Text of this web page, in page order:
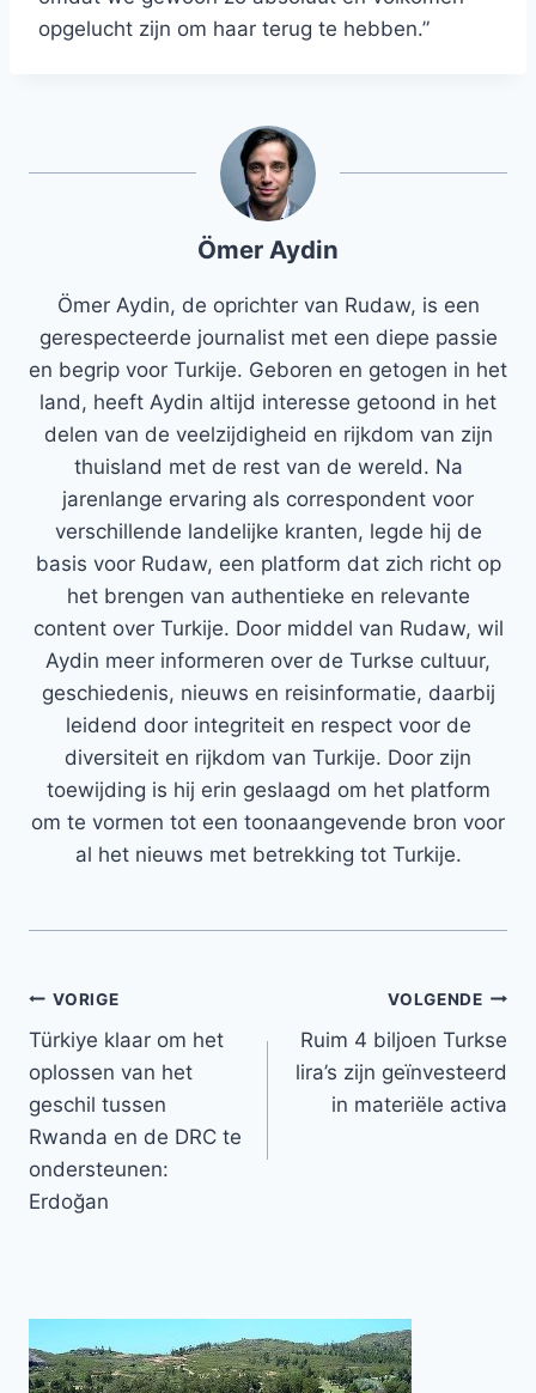
opgelucht zijn om haar terug te hebben.”
Ömer Aydin
Ömer Aydin, de oprichter van Rudaw, is een
gerespecteerde journalist met een diepe passie
en begrip voor Turkije. Geboren en getogen in het
land, heeft Aydin altijd interesse getoond in het
delen van de veelzijdigheid en rijkdom van zijn
thuisland met de rest van de wereld. Na
jarenlange ervaring als correspondent voor
verschillende landelijke kranten, legde hij de
basis voor Rudaw, een platform dat zich richt op
het brengen van authentieke en relevante
content over Turkije. Door middel van Rudaw, wil
Aydin meer informeren over de Turkse cultuur,
geschiedenis, nieuws en reisinformatie, daarbij
leidend door integriteit en respect voor de
diversiteit en rijkdom van Turkije. Door zijn
toewijding is hij erin geslaagd om het platform
om te vormen tot een toonaangevende bron voor
al het nieuws met betrekking tot Turkije.
Bericht
navigatie
VORIGE
Türkiye klaar om het
oplossen van het
geschil tussen
Rwanda en de DRC te
ondersteunen:
Erdoğan
VOLGENDE
Ruim 4 biljoen Turkse
lira’s zijn geïnvesteerd
in materiële activa